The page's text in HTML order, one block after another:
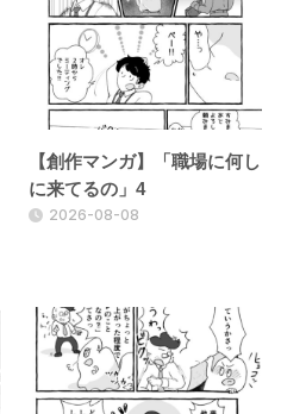
【創作マンガ】「職場に何し
に来てるの」4
2026-08-08